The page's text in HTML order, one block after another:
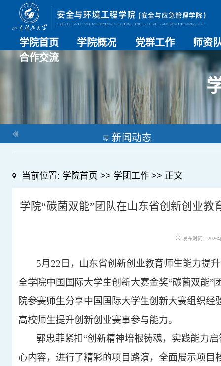
学院首页 学院概况 党群工作 师资
师资总
导师名
教师简
合作交流
新闻动态
当前位置: 学院首页 >> 学团工作>> 正文
学院“碳菌双能”团队在山东省创新创业
发布时间：2026
5月22日，山东省创新创业教育师生能力提
全学院中国国际大学生创新大赛金奖“碳菌双能
院参赛师生分享中国国际大学生创新大赛组织
高校师生提升创新创业赛事参与能力。
郭忠菲紧扣“创新精神培根铸魂，实践能力
心内容，进行了精彩的项目路演，全面展示项